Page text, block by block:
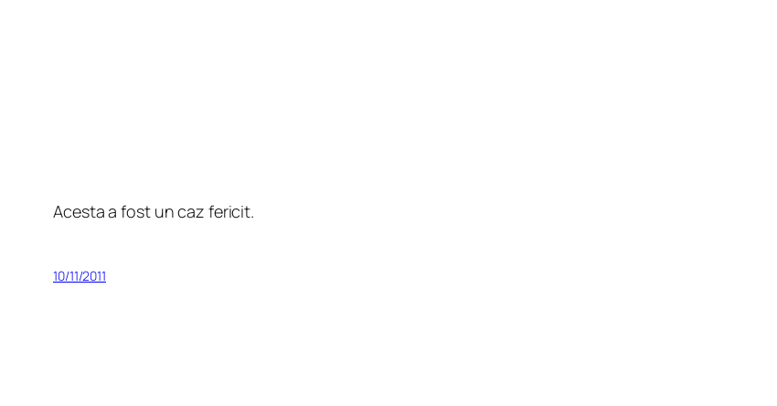
Acesta a fost un caz fericit.
10/11/2011